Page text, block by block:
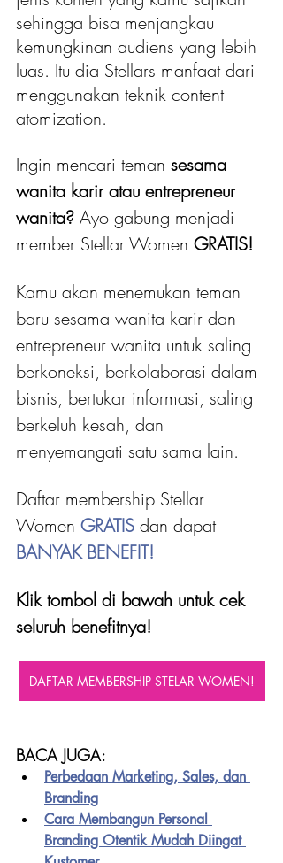
sehingga bisa menjangkau
kemungkinan audiens yang lebih
luas. Itu dia Stellars manfaat dari
menggunakan teknik content
atomization.
Ingin mencari teman sesama
wanita karir atau entrepreneur
wanita? Ayo gabung menjadi
member Stellar Women GRATIS!
Kamu akan menemukan teman
baru sesama wanita karir dan
entrepreneur wanita untuk saling
berkoneksi, berkolaborasi dalam
bisnis, bertukar informasi, saling
berkeluh kesah, dan
menyemangati satu sama lain.
Daftar membership Stellar
Women GRATIS dan dapat
BANYAK BENEFIT!
Klik tombol di bawah untuk cek
seluruh benefitnya!
DAFTAR MEMBERSHIP STELAR WOMEN!
BACA JUGA:
Perbedaan Marketing, Sales, dan
Branding
Cara Membangun Personal
Branding Otentik Mudah Diingat